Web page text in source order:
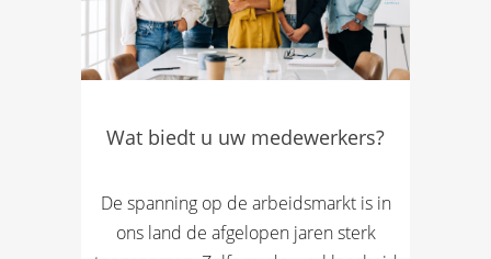
Wat biedt u uw medewerkers?
De spanning op de arbeidsmarkt is in
ons land de afgelopen jaren sterk